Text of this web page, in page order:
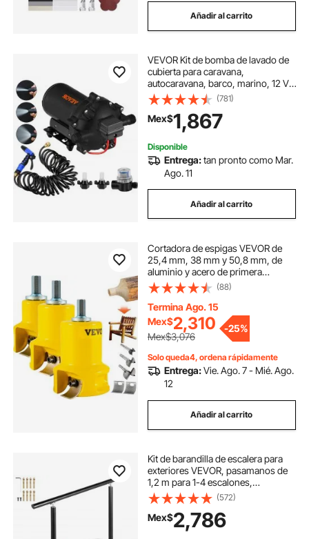
Añadir al carrito
VEVOR Kit de bomba de lavado de
cubierta para caravana,
autocaravana, barco, marino, 12 V,
20 L/min, 70 PSI
(781)
Mex$1,867
Disponible
Entrega:tan pronto como Mar.
Ago. 11
Añadir al carrito
Cortadora de espigas VEVOR de
25,4 mm, 38 mm y 50,8 mm, de
aluminio y acero de primera
calidad, con hojas curvas dobles y
tornillos de botón. Kit de bricolaje
para principiantes. Herramienta
comercial para principiantes.
(88)
Termina Ago. 15
Mex$2,310
Mex$3,076
-25%
Solo queda4, ordena rápidamente
Entrega:Vie. Ago. 7 - Mié. Ago.
12
Añadir al carrito
Kit de barandilla de escalera para
exteriores VEVOR, pasamanos de
1,2 m para 1-4 escalones,
pasamanos de aluminio negro con
ángulo ajustable para personas
mayores, pasamanos para
escaleras exteriores
(572)
Mex$2,786